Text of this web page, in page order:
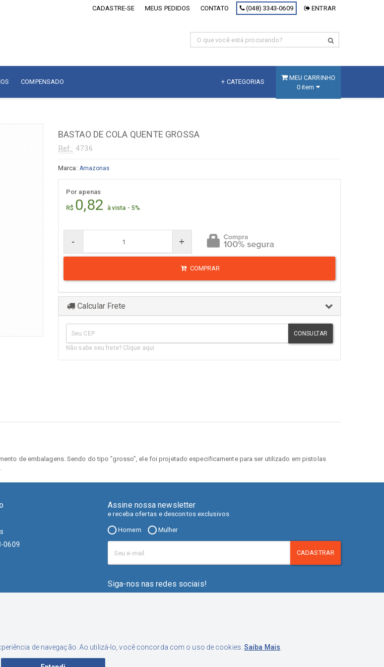
CADASTRE-SE MEUS PEDIDOS CONTATO (048) 3343-0609 ENTRAR
COMPENSADO
MEU CARRINHO
0 item
+ CATEGORIAS
MDF Revestido com Madeira
Recompostas
Compensado
Compensado Naval Revestido
Comum
BASTAO DE COLA QUENTE GROSSA
Ref.: 4736
Marca: Amazonas
Por apenas
R$ 0,82 à vista - 5%
- +
COMPRAR
Calcular Frete
CONSULTAR
Não sabe seu frete? Clique aqui
de embalagens. Sendo do tipo "grosso", ele foi projetado especificamente para ser utilizado em pistolas
de navegação. Ao utilizá-lo, você concorda com o uso de cookies.Saiba Mais
0609
Assine nossa newsletter
e receba ofertas e descontos exclusivos
Homem Mulher
CADASTRAR
Siga-nos nas redes sociais!